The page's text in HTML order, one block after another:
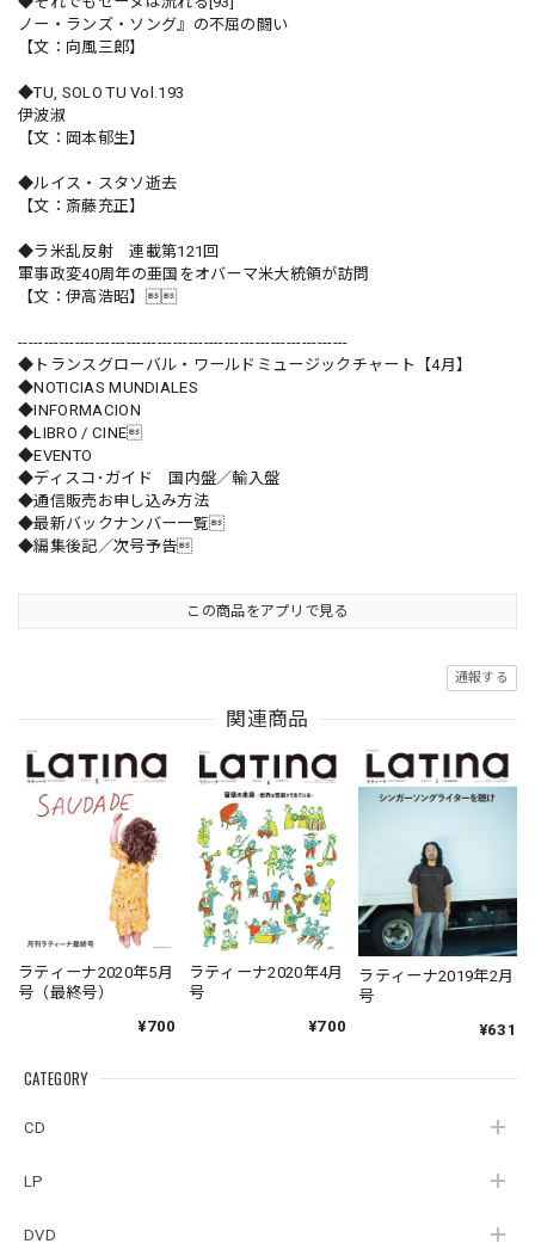
CATEGORY
CD
LP
DVD
ノー・ランズ・ソング』の不屈の闘い
【文：向風三郎】
◆TU, SOLO TU Vol.193
伊波淑
【文：岡本郁生】
◆ルイス・スタソ逝去
【文：斎藤充正】
◆ラ米乱反射 連載第121回
軍事政変40周年の亜国をオバーマ米大統領が訪問
【文：伊高浩昭】
----------------------------------------------------------------
◆トランスグローバル・ワールドミュージックチャート【4月】
◆NOTICIAS MUNDIALES
◆INFORMACION
◆LIBRO / CINE
◆EVENTO
◆ディスコ･ガイド 国内盤／輸入盤
◆通信販売お申し込み方法
◆最新バックナンバー一覧
◆編集後記／次号予告
この商品をアプリで見る
通報する
関連商品
ラティーナ2020年5月
号（最終号）
¥700
ラティーナ2020年4月
号
¥700
ラティーナ2019年2月
号
¥631